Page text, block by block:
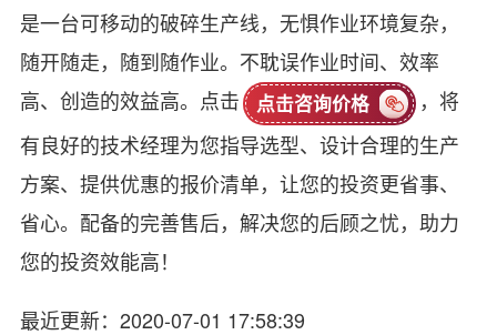
是一台可移动的破碎生产线，无惧作业环境复杂，
随开随走，随到随作业。不耽误作业时间、效率
高、创造的效益高。点击
点击咨询价格
，将
有良好的技术经理为您指导选型、设计合理的生产
方案、提供优惠的报价清单，让您的投资更省事、
省心。配备的完善售后，解决您的后顾之忧，助力
您的投资效能高！
最近更新：2020-07-01 17:58:39